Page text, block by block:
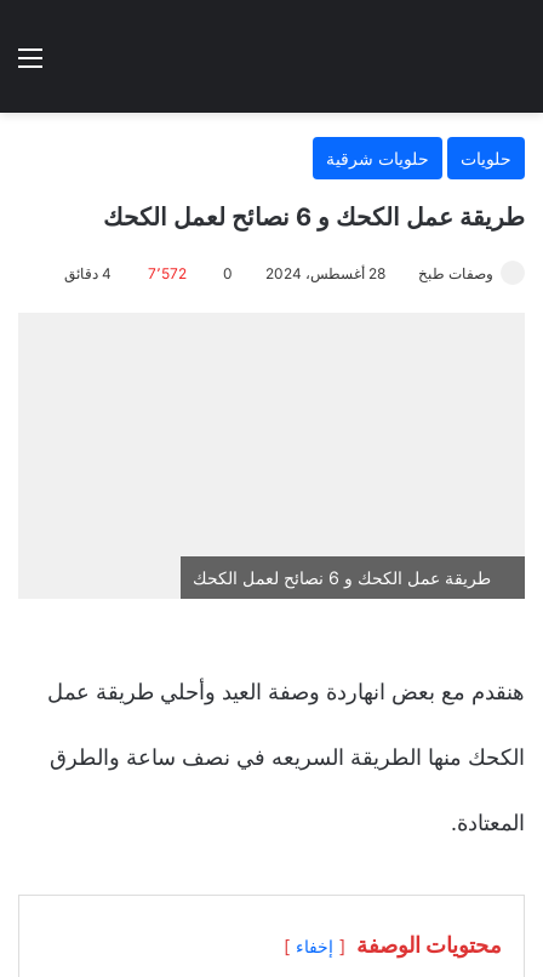
الوضع
حلويات حلويات شرقية
طريقة عمل الكحك و 6 نصائح لعمل الكحك
وصفات طبخ 28 أغسطس، 2024 0 7٬572
طريقة عمل الكحك و 6 نصائح لعمل الكحك
هنقدم مع بعض انهاردة وصفة العيد وأحلي طريقة عمل
الكحك منها الطريقة السريعه في نصف ساعة والطرق
المعتادة.
محتويات الوصفة إخفاء